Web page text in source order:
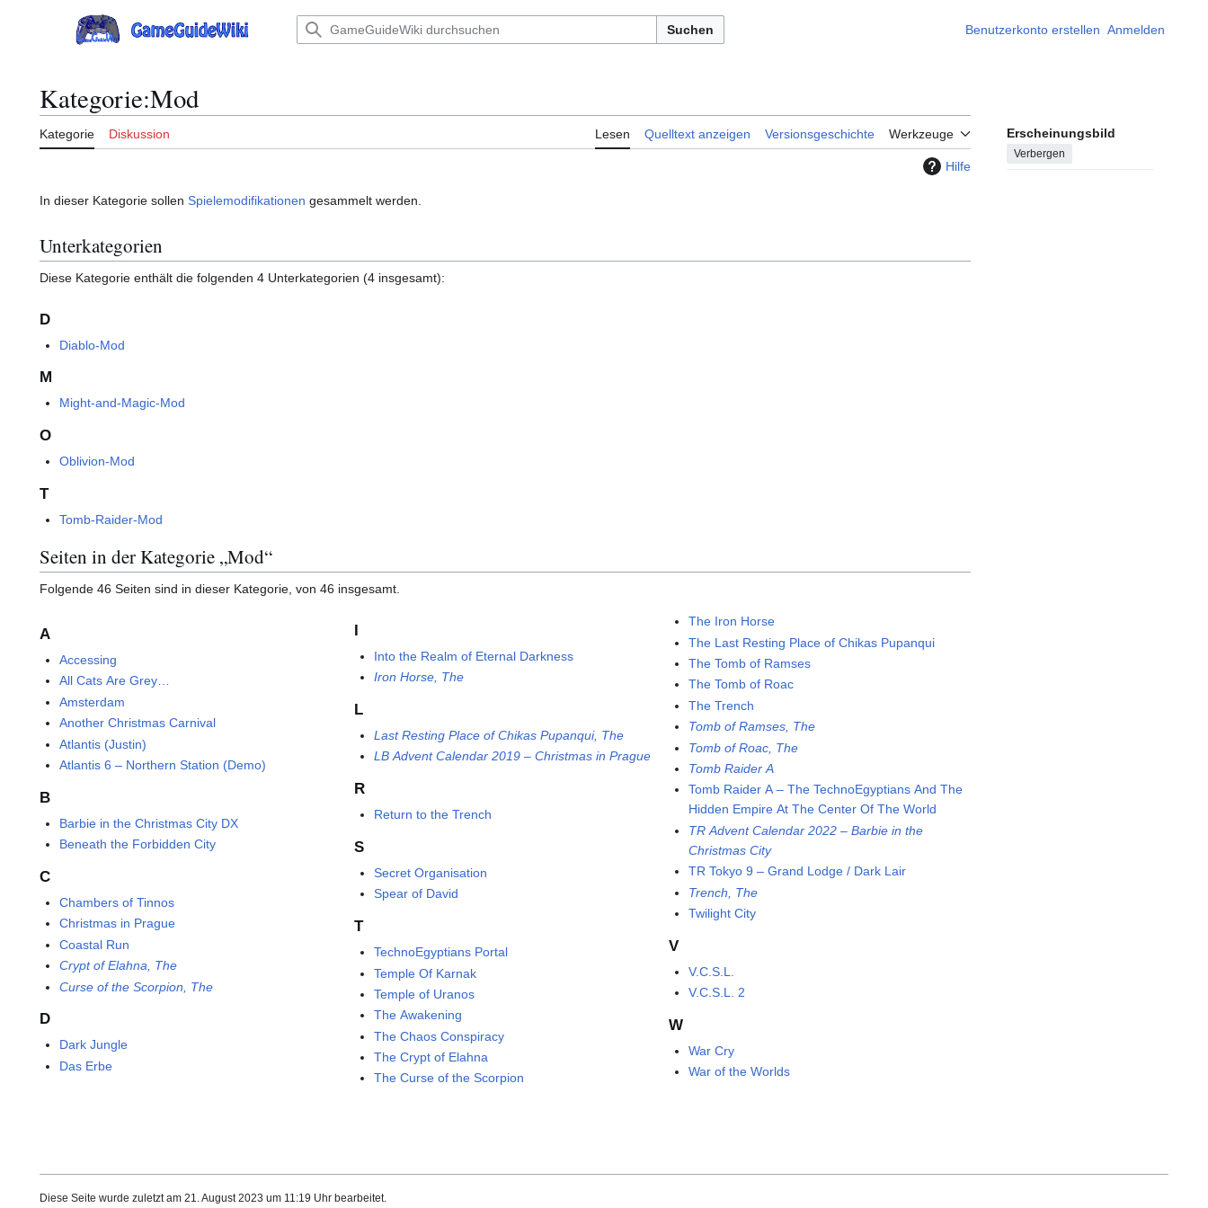
Hauptmenü Suchen Benutzerkonto erstellen Anmelden
Kategorie:Mod
Kategorie Diskussion Lesen Quelltext anzeigen Versionsgeschichte Werkzeuge Erscheinungsbild
Verbergen
Hilfe
In dieser Kategorie sollen Spielemodifikationen gesammelt werden.
Unterkategorien
Diese Kategorie enthält die folgenden 4 Unterkategorien (4 insgesamt):
D
Diablo-Mod
M
Might-and-Magic-Mod
O
Oblivion-Mod
T
Tomb-Raider-Mod
Seiten in der Kategorie „Mod“
Folgende 46 Seiten sind in dieser Kategorie, von 46 insgesamt.
A
Accessing
All Cats Are Grey…
Amsterdam
Another Christmas Carnival
Atlantis (Justin)
Atlantis 6 – Northern Station (Demo)
B
Barbie in the Christmas City DX
Beneath the Forbidden City
C
Chambers of Tinnos
Christmas in Prague
Coastal Run
Crypt of Elahna, The
Curse of the Scorpion, The
D
Dark Jungle
Das Erbe
I
Into the Realm of Eternal Darkness
Iron Horse, The
L
Last Resting Place of Chikas Pupanqui, The
LB Advent Calendar 2019 – Christmas in Prague
R
Return to the Trench
S
Secret Organisation
Spear of David
T
TechnoEgyptians Portal
Temple Of Karnak
Temple of Uranos
The Awakening
The Chaos Conspiracy
The Crypt of Elahna
The Curse of the Scorpion
The Iron Horse
The Last Resting Place of Chikas Pupanqui
The Tomb of Ramses
The Tomb of Roac
The Trench
Tomb of Ramses, The
Tomb of Roac, The
Tomb Raider A
Tomb Raider A – The TechnoEgyptians And The
Hidden Empire At The Center Of The World
TR Advent Calendar 2022 – Barbie in the
Christmas City
TR Tokyo 9 – Grand Lodge / Dark Lair
Trench, The
Twilight City
V
V.C.S.L.
V.C.S.L. 2
W
War Cry
War of the Worlds
Diese Seite wurde zuletzt am 21. August 2023 um 11:19 Uhr bearbeitet.